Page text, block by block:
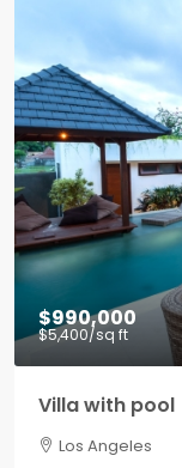
$990,000
$5,400/sq ft
Villa with pool
Los Angeles